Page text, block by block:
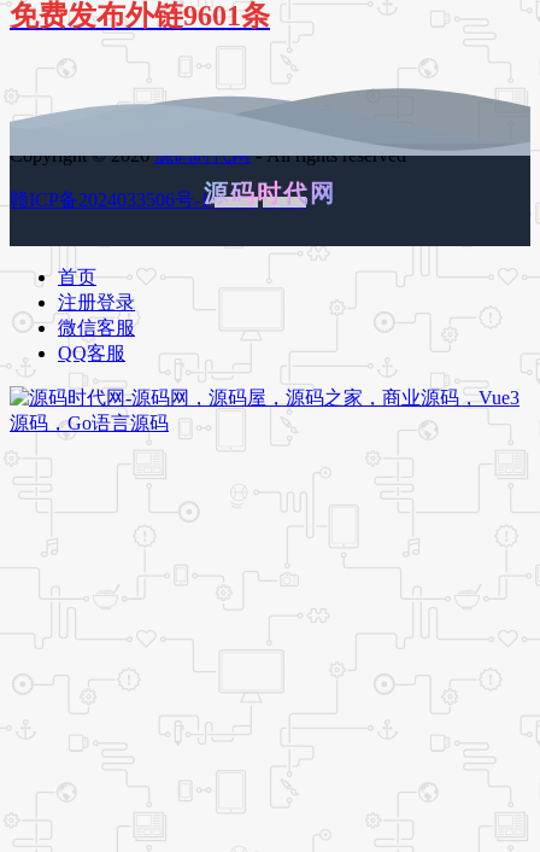
免费发布外链9601条
Copyright © 2026源码时代网- All rights reserved
赣ICP备2024033506号-1百度地图 谷歌地图
源码时代网
首页
注册登录
微信客服
QQ客服